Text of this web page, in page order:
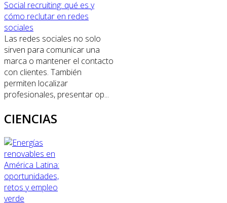
Social recruiting: qué es y
cómo reclutar en redes
sociales
Las redes sociales no solo
sirven para comunicar una
marca o mantener el contacto
con clientes. También
permiten localizar
profesionales, presentar op...
CIENCIAS